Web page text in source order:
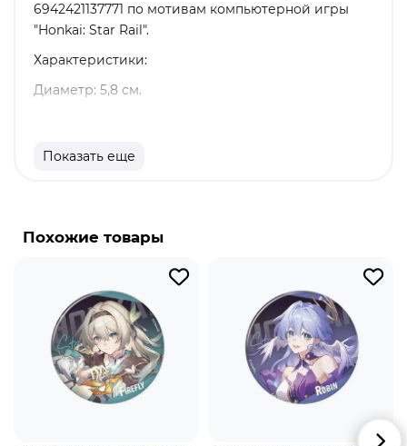
6942421137771 по мотивам компьютерной игры
"Honkai: Star Rail".
Характеристики:
Диаметр: 5,8 см.
Оригинальный и официально лицензированный
Чёрный Лебедь - хранительница памяти из Сада
прорицательница. Она тепло улыбается и готова
терпеливо выслушивать слова других людей, а
потому использует такие средства как предлог,
чтобы погрузиться в "воспоминания" и понять
поток всей информации. Она очень любит
собирать уникальные воспоминания, но трудно
понять, какие мысли ею руководят.
Показать еще
Похожие товары